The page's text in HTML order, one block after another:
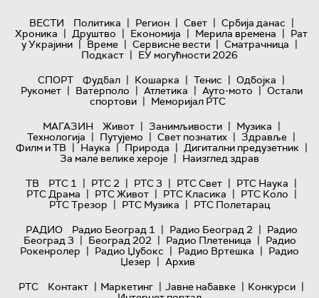
ВЕСТИ Политика | Регион | Свет | Србија данас |
Хроника | Друштво | Економија | Мерила времена | Рат
у Украјини | Време | Сервисне вести | Сматрачница |
Подкаст | ЕУ могућности 2026
СПОРТ
Фудбал | Кошарка | Тенис | Одбојка |
Рукомет | Ватерполо | Атлетика | Ауто-мото | Остали
спортови | Меморијал РТС
МАГАЗИН
Живот | Занимљивости | Музика |
Технологијa | Путујемо | Свет познатих | Здравље |
Филм и ТВ | Наука | Природа | Дигитални предузетник |
За мале велике хероје | Наизглед здрав
ТВ
РТС 1 | РТС 2 | РТС 3 | РТС Свет | РТС Наука |
РТС Драма | РТС Живот | РТС Класика | РТС Коло |
РТС Трезор | РТС Музика | РТС Полетарац
РАДИО
Радио Београд 1 | Радио Београд 2 | Радио
Београд 3 | Београд 202 | Радио Плетеница | Радио
Рокенролер | Радио Џубокс | Радио Вртешка | Радио
Џезер | Архив
РТС
Контакт | Маркетинг | Јавне набавке | Конкурси |